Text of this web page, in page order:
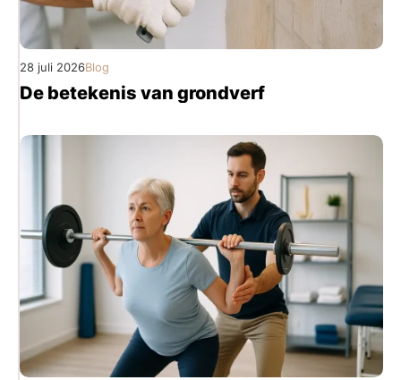
28 juli 2026Blog
De betekenis van grondverf